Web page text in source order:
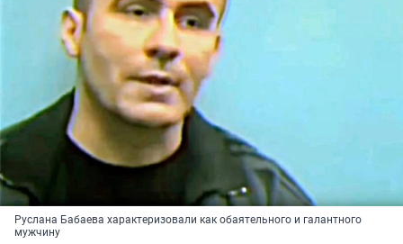
Руслана Бабаева характеризовали как обаятельного и галантного
мужчину